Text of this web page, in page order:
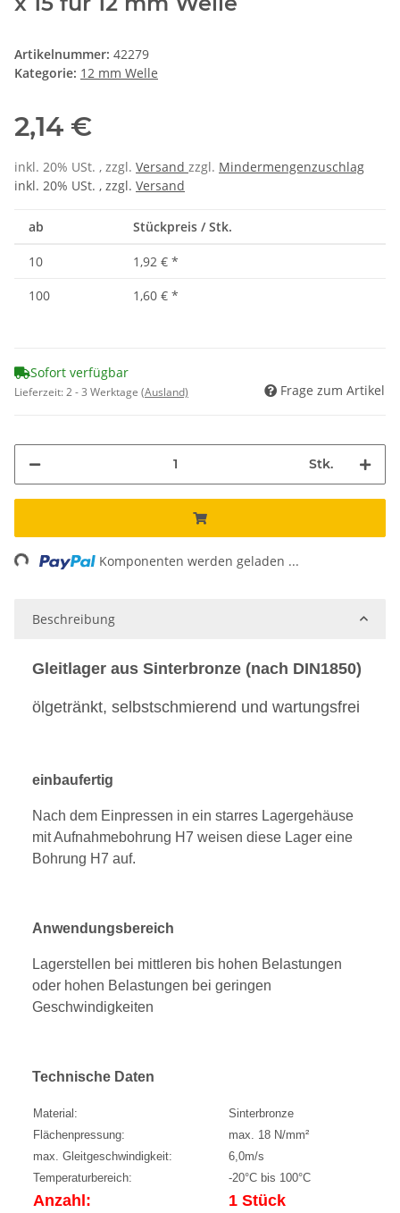
Artikelnummer: 42279
Kategorie: 12 mm Welle
2,14 €
inkl. 20% USt. , zzgl. Versand zzgl. Mindermengenzuschlag
inkl. 20% USt. , zzgl. Versand
ab Stückpreis / Stk.
10 1,92 € *
100
1,60 € *
Sofort verfügbar
Lieferzeit:2 - 3 Werktage (Ausland) Frage zum Artikel
Stk.
Komponenten werden geladen ...
Beschreibung
Gleitlager aus Sinterbronze (nach DIN1850)
ölgetränkt, selbstschmierend und wartungsfrei
einbaufertig
Nach dem Einpressen in ein starres Lagergehäuse
mit Aufnahmebohrung H7 weisen diese Lager eine
Bohrung H7 auf.
Anwendungsbereich
Lagerstellen bei mittleren bis hohen Belastungen
oder hohen Belastungen bei geringen
Geschwindigkeiten
Technische Daten
Material:
Sinterbronze
Flächenpressung:
max. 18 N/mm²
max. Gleitgeschwindigkeit:
6,0m/s
Temperaturbereich:
-20°C bis 100°C
Anzahl: 1 Stück